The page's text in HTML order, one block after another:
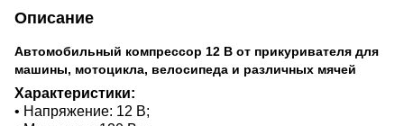
Описание
Автомобильный компрессор 12 В от прикуривателя для
машины, мотоцикла, велосипеда и различных мячей
Характеристики:
• Напряжение: 12 В;